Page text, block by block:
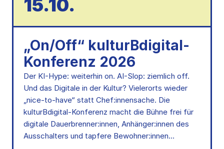
15.10.
„On/Off“ kulturBdigital-
Konferenz 2026
Der KI-Hype: weiterhin on. AI-Slop: ziemlich off.
Und das Digitale in der Kultur? Vielerorts wieder
„nice-to-have“ statt Chef:innensache. Die
kulturBdigital-Konferenz macht die Bühne frei für
digitale Dauerbrenner:innen, Anhänger:innen des
Ausschalters und tapfere Bewohner:innen…